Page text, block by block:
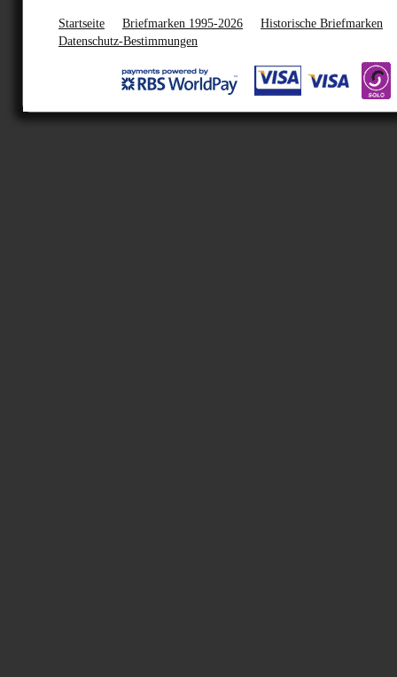
Startseite Briefmarken 1995-2026
Historische Briefmarken
Datenschutz-Bestimmungen